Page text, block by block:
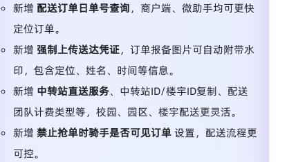
新增 配送订单日单号查询，商户端、微助手均可更快
定位订单。
新增 强制上传送达凭证，订单报备图片可自动附带水
印，包含定位、姓名、时间等信息。
新增 中转站直送服务、中转站ID/楼宇ID复制、配送
团队计费类型等，校园、园区、楼宇配送更灵活。
新增 禁止抢单时骑手是否可见订单设置，配送流程更
可控。